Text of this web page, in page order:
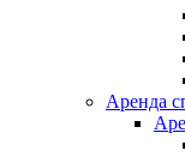
Аренда